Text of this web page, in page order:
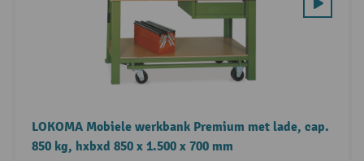
LOKOMA Mobiele werkbank Premium met lade, cap.
850 kg, hxbxd 850 x 1.500 x 700 mm